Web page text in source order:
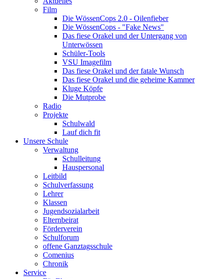
Film
Die WössenCops 2.0 - Oilenfieber
Die WössenCops - "Fake News"
Das fiese Orakel und der Untergang von
Unterwössen
Schüler-Tools
VSU Imagefilm
Das fiese Orakel und der fatale Wunsch
Das fiese Orakel und die geheime Kammer
Kluge Köpfe
Die Mutprobe
Radio
Projekte
Schulwald
Lauf dich fit
Unsere Schule
Verwaltung
Schulleitung
Hauspersonal
Leitbild
Schulverfassung
Lehrer
Klassen
Jugendsozialarbeit
Elternbeirat
Förderverein
Schulforum
offene Ganztagsschule
Comenius
Chronik
Service